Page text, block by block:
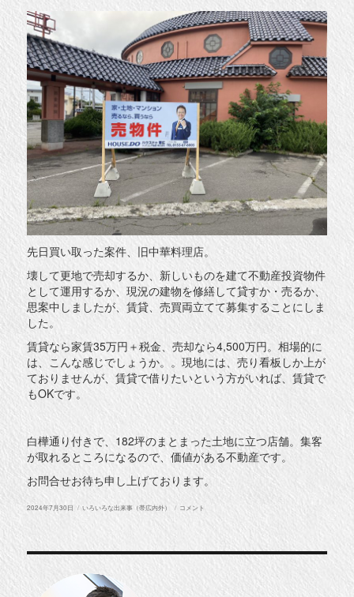
市
内
に
先日買い取った案件、旧中華料理店。
壊して更地で売却するか、新しいものを建て不動産投資物件
として運用するか、現況の建物を修繕して貸すか・売るか、
思案中しましたが、賃貸、売買両立てて募集することにしま
した。
賃貸なら家賃35万円＋税金、売却なら4,500万円。相場的に
は、こんな感じでしょうか。。現地には、売り看板しか上が
ておりませんが、賃貸で借りたいという方がいれば、賃貸で
もOKです。
白樺通り付きで、182坪のまとまった土地に立つ店舗。集客
が取れるところになるので、価値がある不動産です。
お問合せお待ち申し上げております。
投
2024年7月30日
カ
いろいろな出来事（帯広内外）
賃
コメント